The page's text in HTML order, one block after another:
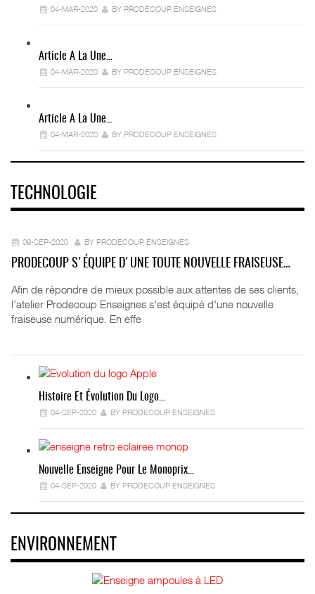
04-MAR-2020 BY PRODECOUP ENSEIGNES
Article A La Une…
04-MAR-2020 BY PRODECOUP ENSEIGNES
Article A La Une…
04-MAR-2020 BY PRODECOUP ENSEIGNES
TECHNOLOGIE
09-SEP-2020 BY PRODECOUP ENSEIGNES
PRODECOUP S'ÉQUIPE D'UNE TOUTE NOUVELLE FRAISEUSE…
Afin de répondre de mieux possible aux attentes de ses clients,
l’atelier Prodecoup Enseignes s'est équipé d'une nouvelle
fraiseuse numérique. En effe
Histoire Et Évolution Du Logo…
04-SEP-2020 BY PRODECOUP ENSEIGNES
Nouvelle Enseigne Pour Le Monoprix…
04-SEP-2020 BY PRODECOUP ENSEIGNES
ENVIRONNEMENT